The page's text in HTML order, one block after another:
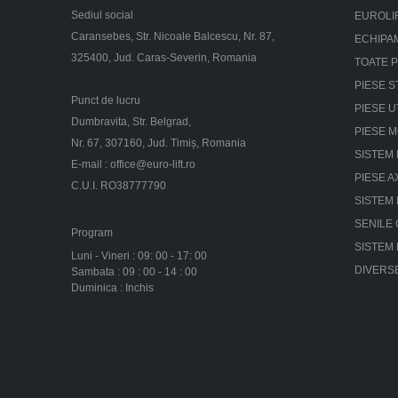
Sediul social
Caransebes, Str. Nicoale Balcescu, Nr. 87,
325400, Jud. Caras-Severin, Romania
Punct de lucru
Dumbravita, Str. Belgrad,
Nr. 67, 307160, Jud. Timiș, Romania
E-mail : office@euro-lift.ro
C.U.I. RO38777790
Program
Luni - Vineri : 09: 00 - 17: 00
Sambata : 09 : 00 - 14 : 00
Duminica : Inchis
TOATE
PIESE
PIESE
PIESE
SISTEM
PIESE
SISTEM
SENILE
SISTEM